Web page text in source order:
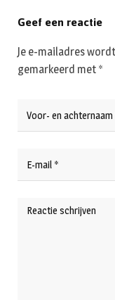
Geef een reactie
Je e-mailadres
gemarkeerd met *